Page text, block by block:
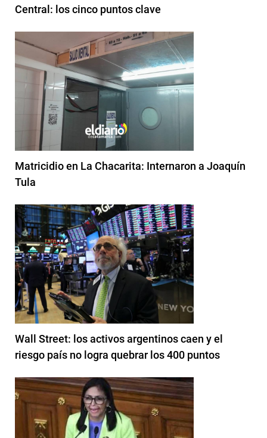
Central: los cinco puntos clave
Matricidio en La Chacarita: Internaron a Joaquín
Tula
Wall Street: los activos argentinos caen y el
riesgo país no logra quebrar los 400 puntos